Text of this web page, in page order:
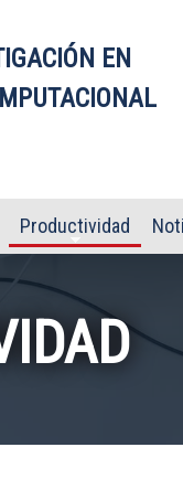
EN
Productividad